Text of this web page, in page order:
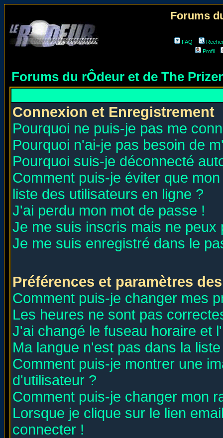
Forums
FAQ
Profil
Forums du rÔdeur et de The
Connexion et Enregistrement
Pourquoi ne puis-je pas me
Pourquoi n'ai-je pas besoin de
Pourquoi suis-je déconnecté
Comment puis-je éviter que
liste des utilisateurs en ligne ?
J'ai perdu mon mot de passe !
Je me suis inscris mais ne peux
Je me suis enregistré dans le
Préférences et paramètres
Comment puis-je changer mes
Les heures ne sont pas
J'ai changé le fuseau horaire et
Ma langue n'est pas dans la
Comment puis-je montrer une
d'utilisateur ?
Comment puis-je changer mon
Lorsque je clique sur le lien
connecter !